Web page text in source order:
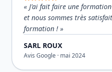
« J'ai fait faire une formation
et nous sommes très
formation ! »
SARL ROUX
Avis Google · mai 2024